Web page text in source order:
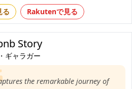
る Rakutenで見る
Story
ギャラガー
the remarkable journey of